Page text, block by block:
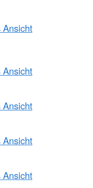
Ansicht
Ansicht
Ansicht
Ansicht
Ansicht